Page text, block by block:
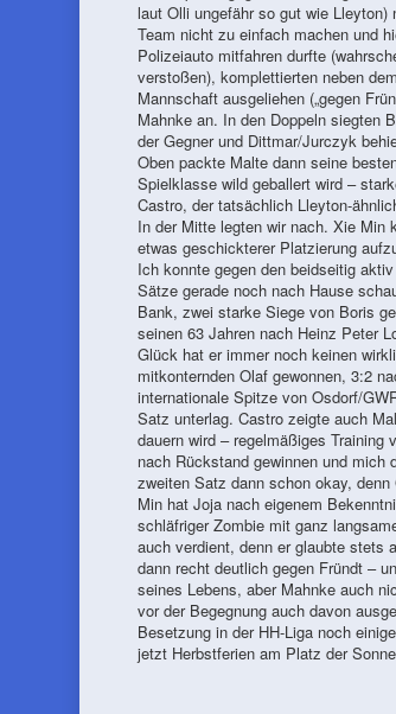
laut Olli ungefähr so gut wie
Team nicht zu einfach machen und
Polizeiauto mitfahren durfte
verstoßen), komplettierten neben
Mannschaft ausgeliehen („gegen
Mahnke an. In den Doppeln siegten
der Gegner und Dittmar/Jurczyk
Oben packte Malte dann seine
Spielklasse wild geballert wird –
Castro, der tatsächlich Lleyton-
In der Mitte legten wir nach. Xie Min
etwas geschickterer Platzierung
Ich konnte gegen den beidseitig
Sätze gerade noch nach Hause
Bank, zwei starke Siege von Boris
seinen 63 Jahren nach Heinz Peter
Glück hat er immer noch keinen
mitkonternden Olaf gewonnen, 3:2
internationale Spitze von Osdorf/
Satz unterlag. Castro zeigte auch
dauern wird – regelmäßiges
nach Rückstand gewinnen und mich
zweiten Satz dann schon okay,
Min hat Joja nach eigenem
schläfriger Zombie mit ganz
auch verdient, denn er glaubte stets
dann recht deutlich gegen Fründt –
seines Lebens, aber Mahnke auch
vor der Begegnung auch davon
Besetzung in der HH-Liga noch
jetzt Herbstferien am Platz der